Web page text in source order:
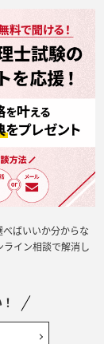
ばいいか分からな
イン相談で解消し